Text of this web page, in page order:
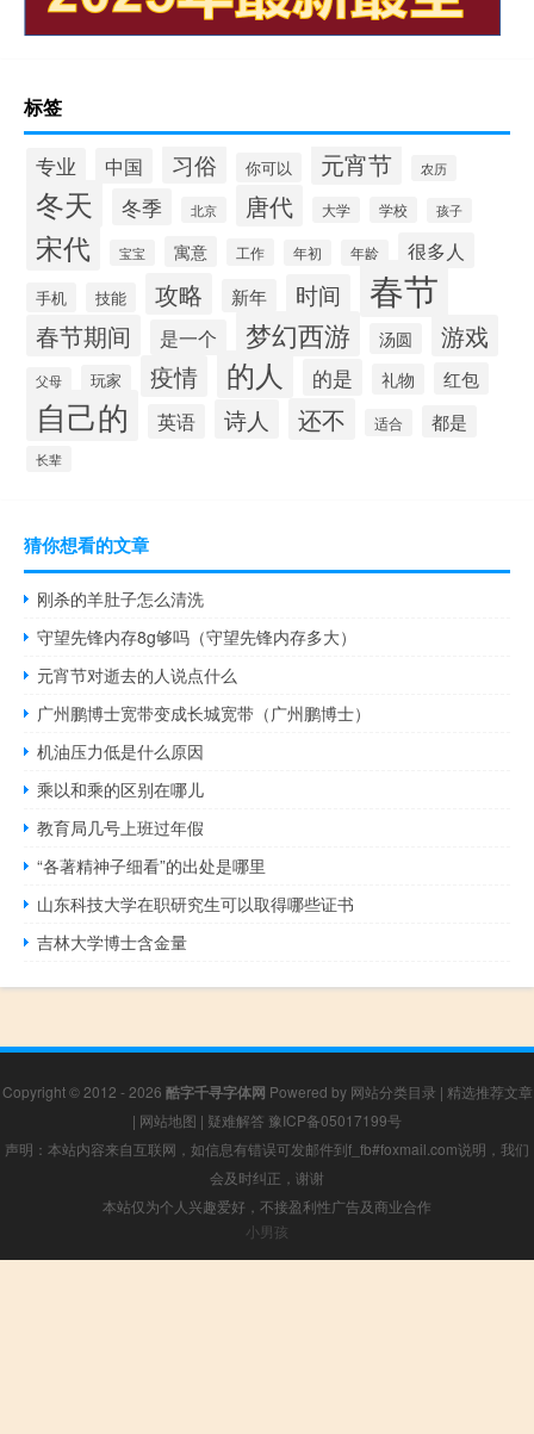
标签
专业 中国 习俗 你可以 元宵节 农历
冬天 冬季 北京 唐代 大学 学校 孩子
宋代 宝宝 寓意 工作 年初 年龄 很多人
手机 技能 攻略 新年 时间 春节
春节期间 是一个 梦幻西游 汤圆 游戏
父母 玩家 疫情 的人 的是 礼物 红包
自己的 英语 诗人 还不 适合 都是
长辈
猜你想看的文章
刚杀的羊肚子怎么清洗
守望先锋内存8g够吗（守望先锋内存多大）
元宵节对逝去的人说点什么
广州鹏博士宽带变成长城宽带（广州鹏博士）
机油压力低是什么原因
乘以和乘的区别在哪儿
教育局几号上班过年假
“各著精神子细看”的出处是哪里
山东科技大学在职研究生可以取得哪些证书
吉林大学博士含金量
Copyright © 2012 - 2026 酷字千寻字体网 Powered by 网站分类目录 | 精选推荐文章
| 网站地图 | 疑难解答 豫ICP备05017199号
声明：本站内容来自互联网，如信息有错误可发邮件到f_fb#foxmail.com说明，我们
会及时纠正，谢谢
本站仅为个人兴趣爱好，不接盈利性广告及商业合作
小男孩